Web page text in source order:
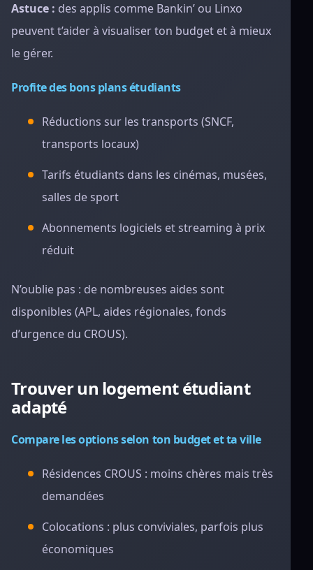
Astuce : des applis comme Bankin’ ou Linxo
peuvent t’aider à visualiser ton budget et à mieux
le gérer.
Profite des bons plans étudiants
Réductions sur les transports (SNCF,
transports locaux)
Tarifs étudiants dans les cinémas, musées,
salles de sport
Abonnements logiciels et streaming à prix
réduit
N’oublie pas : de nombreuses aides sont
disponibles (APL, aides régionales, fonds
d’urgence du CROUS).
Trouver un logement étudiant
adapté
Compare les options selon ton budget et ta ville
Résidences CROUS : moins chères mais très
demandées
Colocations : plus conviviales, parfois plus
économiques